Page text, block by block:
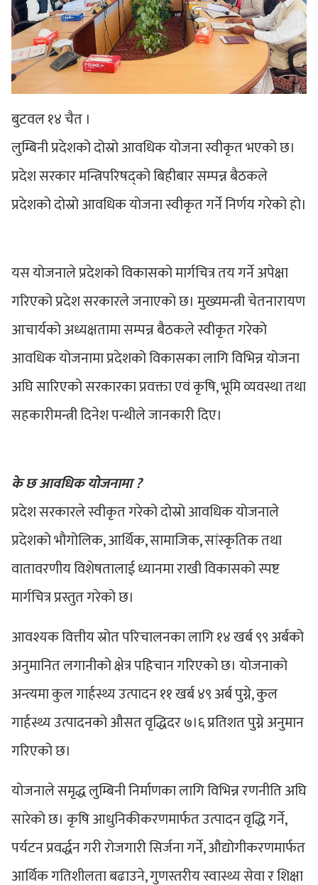
बुटवल १४ चैत ।
लुम्बिनी प्रदेशको दोस्रो आवधिक योजना स्वीकृत भएको छ।
प्रदेश सरकार मन्त्रिपरिषद्को बिहीबार सम्पन्न बैठकले
प्रदेशको दोस्रो आवधिक योजना स्वीकृत गर्ने निर्णय गरेको हो।
यस योजनाले प्रदेशको विकासको मार्गचित्र तय गर्ने अपेक्षा
गरिएको प्रदेश सरकारले जनाएको छ। मुख्यमन्त्री चेतनारायण
आचार्यको अध्यक्षतामा सम्पन्न बैठकले स्वीकृत गरेको
आवधिक योजनामा प्रदेशको विकासका लागि विभिन्न योजना
अघि सारिएको सरकारका प्रवक्ता एवं कृषि, भूमि व्यवस्था तथा
सहकारीमन्त्री दिनेश पन्थीले जानकारी दिए।
के छ आवधिक योजनामा ?
प्रदेश सरकारले स्वीकृत गरेको दोस्रो आवधिक योजनाले
प्रदेशको भौगोलिक, आर्थिक, सामाजिक, सांस्कृतिक तथा
वातावरणीय विशेषतालाई ध्यानमा राखी विकासको स्पष्ट
मार्गचित्र प्रस्तुत गरेको छ।
आवश्यक वित्तीय स्रोत परिचालनका लागि १४ खर्ब ९९ अर्बको
अनुमानित लगानीको क्षेत्र पहिचान गरिएको छ। योजनाको
अन्त्यमा कुल गार्हस्थ्य उत्पादन ११ खर्ब ४९ अर्ब पुग्ने, कुल
गार्हस्थ्य उत्पादनको औसत वृद्धिदर ७।६ प्रतिशत पुग्ने अनुमान
गरिएको छ।
योजनाले समृद्ध लुम्बिनी निर्माणका लागि विभिन्न रणनीति अघि
सारेको छ। कृषि आधुनिकीकरणमार्फत उत्पादन वृद्धि गर्ने,
पर्यटन प्रवर्द्धन गरी रोजगारी सिर्जना गर्ने, औद्योगीकरणमार्फत
आर्थिक गतिशीलता बढाउने, गुणस्तरीय स्वास्थ्य सेवा र शिक्षा